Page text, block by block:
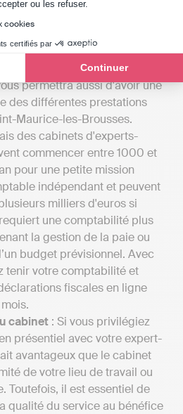
ou les refuser.
cookies
certifiés par
Continuer
qu'il assurera pour vous.
de recevoir divers devis et
par rapport aux services
permettra aussi d'avoir une
des différentes prestations
Maurice-les-Brousses.
des cabinets d'experts-
commencer entre 1000 et
pour une petite mission
indépendant et peuvent
milliers d'euros si
une comptabilité plus
la gestion de la paie ou
budget prévisionnel. Avec
tenir votre comptabilité et
fiscales en ligne
cabinet : Si vous privilégiez
présentiel avec votre expert-
avantageux que le cabinet
de votre lieu de travail ou
Toutefois, il est essentiel de
qualité du service au bénéfice